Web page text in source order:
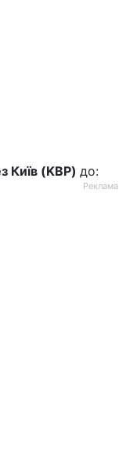
Київ (KBP) до:
Реклама